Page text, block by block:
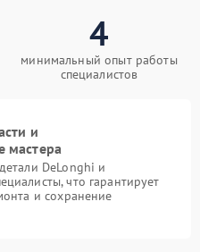
4
минимальный опыт работы
специалистов
и
мастера
DeLonghi и
что гарантирует
и сохранение